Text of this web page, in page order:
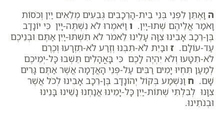
ה וָאֶתֵּן לִפְנֵי בְּנֵי בֵית-הָרֵכָבִים גְּבִעִים מְלֵאִים יַיִן וְכֹסוֹת
וָאֹמַר אֲלֵיהֶם שְׁתוּ-יָיִן. ו וַיֹּאמְרוּ לֹא נִשְׁתֶּה-יָּיִן כִּי יוֹנָדָב
בֶּן-רֵכָב אָבִינוּ צִוָּה עָלֵינוּ לֵאמֹר לֹא תִשְׁתּוּ-יַיִן אַתֶּם וּבְנֵיכֶם
עַד-עוֹלָם. ז וּבַיִת לֹא-תִבְנוּ וְזֶרַע לֹא-תִזְרָעוּ וְכֶרֶם
לֹא-תִטָּעוּ וְלֹא יִהְיֶה לָכֶם כִּי בָּאֳהָלִים תֵּשְׁבוּ כָּל-יְמֵיכֶם
לְמַעַן תִּחְיוּ יָמִים רַבִּים עַל-פְּנֵי הָאֲדָמָה אֲשֶׁר אַתֶּם גָּרִים
שָׁם. ח וַנִּשְׁמַע בְּקוֹל יְהוֹנָדָב בֶּן-רֵכָב אָבִינוּ לְכֹל אֲשֶׁר
צִוָּנוּ לְבִלְתִּי שְׁתוֹת-יַיִן כָּל-יָמֵינוּ אֲנַחְנוּ נָשֵׁינוּ בָּנֵינוּ
וּבְנֹתֵינוּ.